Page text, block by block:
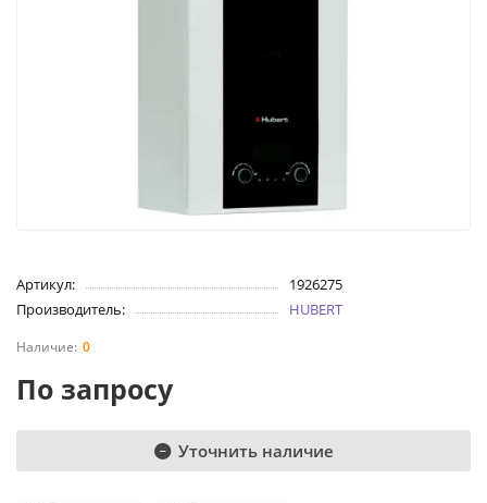
Артикул:
1926275
Производитель:
HUBERT
0
По запросу
Уточнить наличие